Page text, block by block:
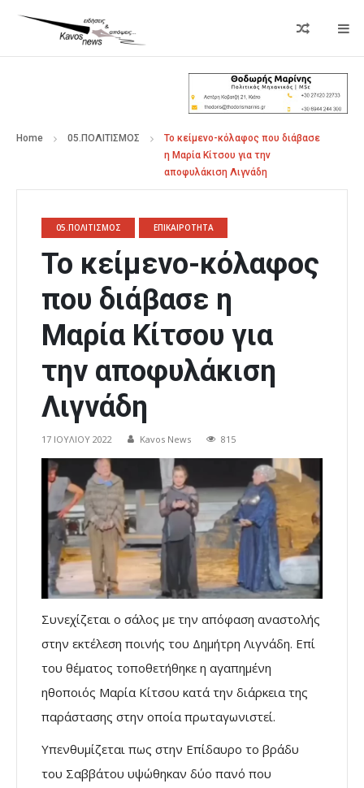
Home 05.ΠΟΛΙΤΙΣΜΟΣ
Το κείμενο-κόλαφος που διάβασε
η Μαρία Κίτσου για την
αποφυλάκιση Λιγνάδη
05.ΠΟΛΙΤΙΣΜΟΣ ΕΠΙΚΑΙΡΟΤΗΤΑ
Το κείμενο-κόλαφος
που διάβασε η
Μαρία Κίτσου για
την αποφυλάκιση
Λιγνάδη
17 ΙΟΥΛΊΟΥ 2022 Kavos News 815
Συνεχίζεται ο σάλος με την απόφαση αναστολής
στην εκτέλεση ποινής του Δημήτρη Λιγνάδη. Επί
του θέματος τοποθετήθηκε η αγαπημένη
ηθοποιός Μαρία Κίτσου κατά την διάρκεια της
παράστασης στην οποία πρωταγωνιστεί.
Υπενθυμίζεται πως στην Επίδαυρο το βράδυ
του Σαββάτου υψώθηκαν δύο πανό που